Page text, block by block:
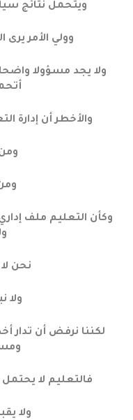
ويتحمل نتائج
وولي الأمر
ولا يجد مسؤولا واضحا
والأخطر أن إدارة
وكأن التعليم ملف
نحن
ولا
لكننا نرفض أن تدار
فالتعليم لا
ولا